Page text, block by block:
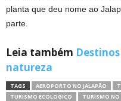
planta que deu nome ao
parte.
Leia também
natureza
TAGS AEROPORTO NO JALAPÃO
TURISMO ECOLOGICO
TURISMO